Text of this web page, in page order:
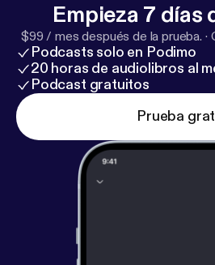
Empieza 7 días
$99 / mes después de la prueba. ·
Podcasts solo en Podimo
20 horas de audiolibros al
Podcast gratuitos
Prueba